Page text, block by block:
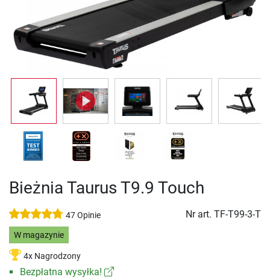
Bieżnia Taurus T9.9 Touch
47 Opinie Nr art. TF-T99-3-T
W magazynie
4x Nagrodzony
Bezpłatna wysyłka!